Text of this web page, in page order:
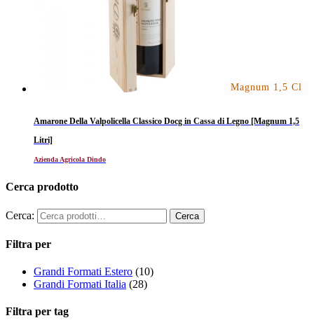
Magnum 1,5 Cl
Amarone Della Valpolicella Classico Docg in Cassa di Legno [Magnum 1,5
Litri]
Azienda Agricola Dindo
Cerca prodotto
Cerca:
Filtra per
Grandi Formati Estero (10)
Grandi Formati Italia (28)
Filtra per tag